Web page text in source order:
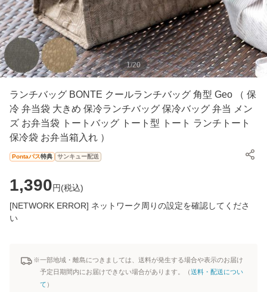
1/20
ランチバッグ BONTE クールランチバッグ 角型 Geo （ 保
冷 弁当袋 大きめ 保冷ランチバッグ 保冷バッグ 弁当 メン
ズ お弁当袋 トートバッグ トート型 トート ランチトート
保冷袋 お弁当箱入れ ）
Pontaパス特典 サンキュー配送
1,390円(税込)
[NETWORK ERROR] ネットワーク周りの設定を確認してくださ
い
※一部地域・離島につきましては、送料が発生する場合や表示のお届け
予定日期間内にお届けできない場合があります。（送料・配送につい
て ）